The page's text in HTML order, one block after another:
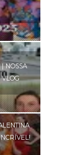
NOSSA